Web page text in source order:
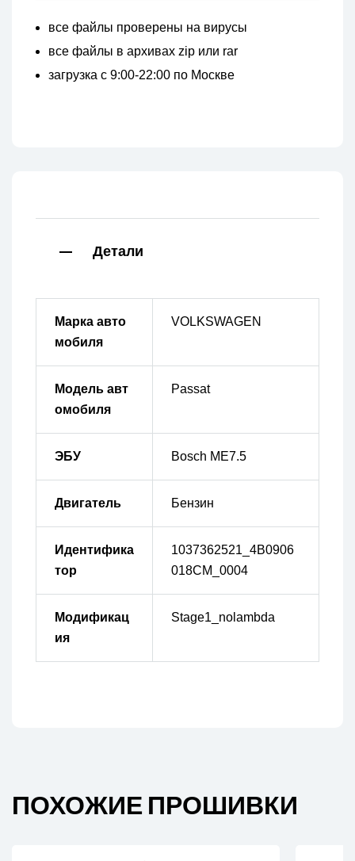
все файлы проверены на вирусы
все файлы в архивах zip или rar
загрузка с 9:00-22:00 по Москве
Детали
Марка авто
мобиля
VOLKSWAGEN
Модель авт
омобиля
Passat
ЭБУ Bosch ME7.5
Двигатель Бензин
Идентифика
тор
1037362521_4B0906
018CM_0004
Модификац
ия
Stage1_nolambda
ПОХОЖИЕ ПРОШИВКИ